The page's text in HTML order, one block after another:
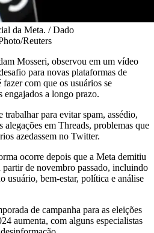
da Meta. / Dado
Reuters
Mosseri, observou em um vídeo
para novas plataformas de
com que os usuários se
engajados a longo prazo.
para evitar spam, assédio,
alegações em Threads, problemas que
azedassem no Twitter.
ocorre depois que a Meta demitiu
de novembro passado, incluindo
usuário, bem-estar, política e análise
de campanha para as eleições
aumenta, com alguns especialistas